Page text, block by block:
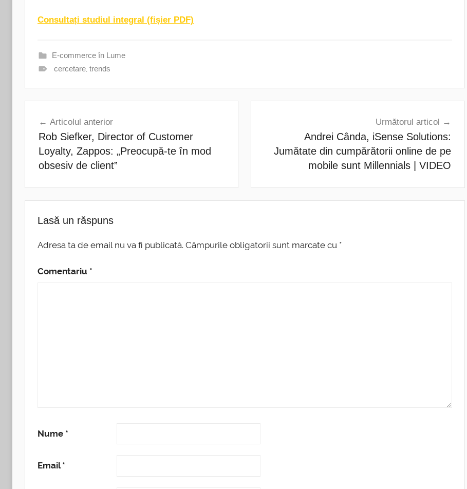
Consultați studiul integral (fișier PDF)
E-commerce în Lume
cercetare, trends
articole
Articolul anterior
Rob Siefker, Director of Customer
Loyalty, Zappos: „Preocupă-te în mod
obsesiv de client”
Următorul articol
Andrei Cânda, iSense Solutions:
Jumătate din cumpărătorii online de pe
mobile sunt Millennials | VIDEO
Lasă un răspuns
Adresa ta de email nu va fi publicată. Câmpurile obligatorii sunt marcate cu *
Comentariu *
Nume *
Email*